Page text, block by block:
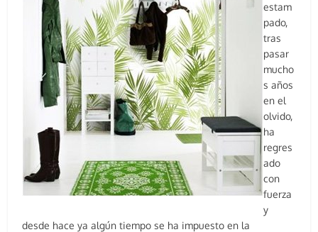
estam
pado,
tras
pasar
mucho
s años
en el
olvido,
ha
regres
ado
con
fuerza
y
desde hace ya algún tiempo se ha impuesto en la